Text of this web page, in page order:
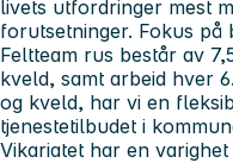
livets utfordringer mest
forutsetninger. Fokus på
Feltteam rus består av
kveld, samt arbeid hver
og kveld, har vi en
tjenestetilbudet i
Vikariatet har en varighet